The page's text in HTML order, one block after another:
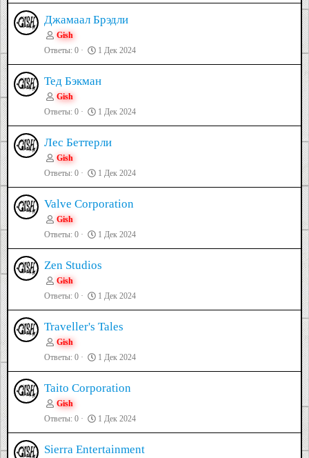
Джамаал Брэдли
Gish
Ответы 0 1 Дек 2024
Тед Бэкман
Gish
Ответы 0 1 Дек 2024
Лес Беттерли
Gish
Ответы 0 1 Дек 2024
Valve Corporation
Gish
Ответы 0 1 Дек 2024
Zen Studios
Gish
Ответы 0 1 Дек 2024
Traveller's Tales
Gish
Ответы 0 1 Дек 2024
Taito Corporation
Gish
Ответы 0 1 Дек 2024
Sierra Entertainment